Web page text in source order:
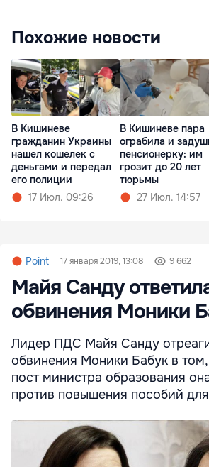
Похожие новости
В Кишиневе
гражданин Украины
нашел кошелек с
деньгами и передал
его полиции
17 Июл. 09:26
В Кишиневе пара
ограбила и
пенсионерку: им
грозит до 20 лет
тюрьмы
27 Июл. 14:57
Point 17 января 2019, 13:08 9 662
Майя Санду
обвинения Моники
Лидер ПДС Майя Санду
обвинения Моники Бабук в
пост министра образования
против повышения пособий